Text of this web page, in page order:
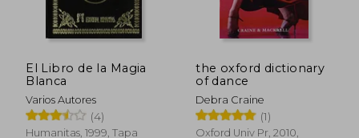
45%
dcto.
$ 33.06 45%
dcto.
El Libro de la Magia
Blanca
Varios Autores
(4)
Humanitas, 1999, Tapa
the oxford dictionary
of dance
Debra Craine
(1)
Oxford Univ Pr, 2010,